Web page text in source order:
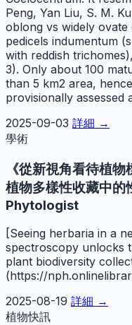
Peng, Yan Liu, S. M.
oblong vs widely
pedicels indumentum
with reddish
3). Only about 100
than 5 km2 area,
provisionally assessed
2025-09-03 詳細 →
學術
《從新視角看待植
植物多樣性收藏中
Phytologist
[Seeing herbaria in a
spectroscopy unlocks
plant biodiversity
(https://
2025-08-19 詳細 →
植物快訊